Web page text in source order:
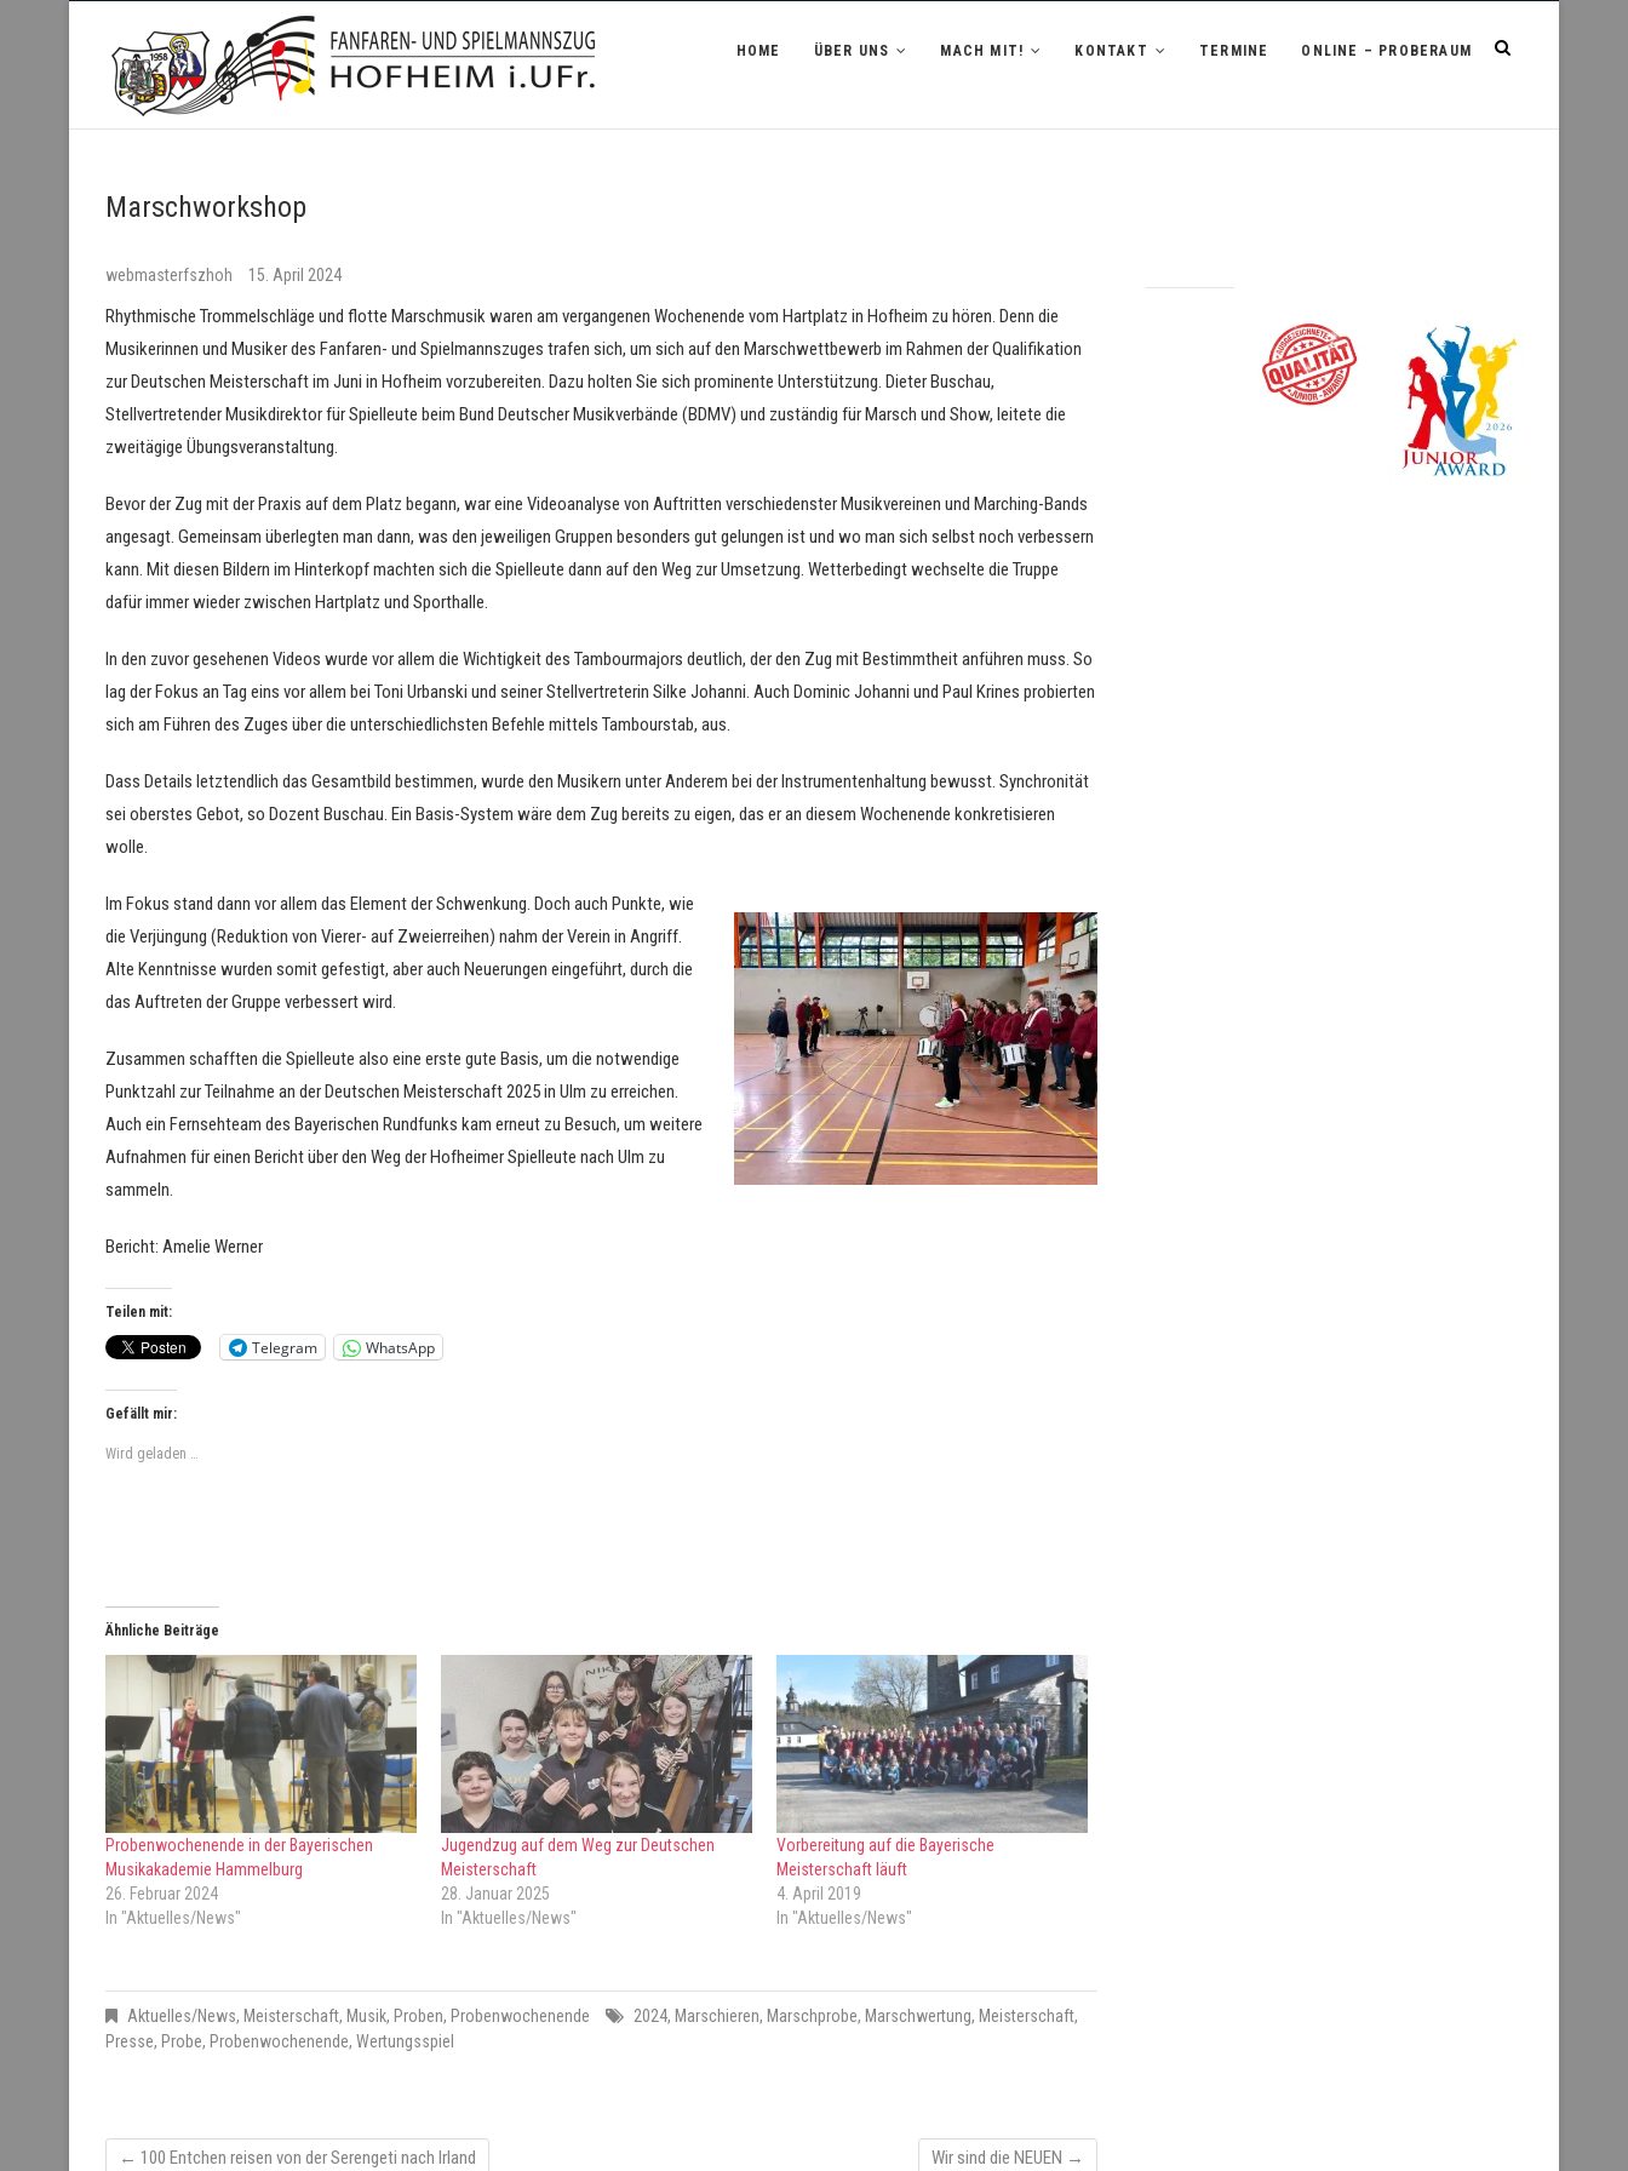
Fanfaren- und Spielmannszug Hofheim i.UFr.
HOME ÜBER UNS MACH MIT! KONTAKT TERMINE ONLINE – PROBERAUM
Marschworkshop
webmasterfszhoh 15. April 2024
Rhythmische Trommelschläge und flotte Marschmusik waren am vergangenen Wochenende vom Hartplatz in Hofheim zu hören. Denn die
Musikerinnen und Musiker des Fanfaren- und Spielmannszuges trafen sich, um sich auf den Marschwettbewerb im Rahmen der Qualifikation
zur Deutschen Meisterschaft im Juni in Hofheim vorzubereiten. Dazu holten Sie sich prominente Unterstützung. Dieter Buschau,
Stellvertretender Musikdirektor für Spielleute beim Bund Deutscher Musikverbände (BDMV) und zuständig für Marsch und Show, leitete die
zweitägige Übungsveranstaltung.
Bevor der Zug mit der Praxis auf dem Platz begann, war eine Videoanalyse von Auftritten verschiedenster Musikvereinen und Marching-Bands
angesagt. Gemeinsam überlegten man dann, was den jeweiligen Gruppen besonders gut gelungen ist und wo man sich selbst noch verbessern
kann. Mit diesen Bildern im Hinterkopf machten sich die Spielleute dann auf den Weg zur Umsetzung. Wetterbedingt wechselte die Truppe
dafür immer wieder zwischen Hartplatz und Sporthalle.
In den zuvor gesehenen Videos wurde vor allem die Wichtigkeit des Tambourmajors deutlich, der den Zug mit Bestimmtheit anführen muss. So
lag der Fokus an Tag eins vor allem bei Toni Urbanski und seiner Stellvertreterin Silke Johanni. Auch Dominic Johanni und Paul Krines probierten
sich am Führen des Zuges über die unterschiedlichsten Befehle mittels Tambourstab, aus.
Dass Details letztendlich das Gesamtbild bestimmen, wurde den Musikern unter Anderem bei der Instrumentenhaltung bewusst. Synchronität
sei oberstes Gebot, so Dozent Buschau. Ein Basis-System wäre dem Zug bereits zu eigen, das er an diesem Wochenende konkretisieren
wolle.
Im Fokus stand dann vor allem das Element der Schwenkung. Doch auch Punkte, wie
die Verjüngung (Reduktion von Vierer- auf Zweierreihen) nahm der Verein in Angriff.
Alte Kenntnisse wurden somit gefestigt, aber auch Neuerungen eingeführt, durch die
das Auftreten der Gruppe verbessert wird.
Zusammen schafften die Spielleute also eine erste gute Basis, um die notwendige
Punktzahl zur Teilnahme an der Deutschen Meisterschaft 2025 in Ulm zu erreichen.
Auch ein Fernsehteam des Bayerischen Rundfunks kam erneut zu Besuch, um weitere
Aufnahmen für einen Bericht über den Weg der Hofheimer Spielleute nach Ulm zu
sammeln.
Bericht: Amelie Werner
Teilen mit:
Telegram WhatsApp
Gefällt mir:
Wird geladen …
Ähnliche Beiträge
Probenwochenende in der Bayerischen
Musikakademie Hammelburg
26. Februar 2024
In "Aktuelles/News"
Jugendzug auf dem Weg zur Deutschen
Meisterschaft
28. Januar 2025
In "Aktuelles/News"
Vorbereitung auf die Bayerische
Meisterschaft läuft
4. April 2019
In "Aktuelles/News"
Aktuelles/News, Meisterschaft, Musik, Proben, Probenwochenende 2024, Marschieren, Marschprobe, Marschwertung, Meisterschaft,
Presse, Probe, Probenwochenende, Wertungsspiel
← 100 Entchen reisen von der Serengeti nach Irland Wir sind die NEUEN →